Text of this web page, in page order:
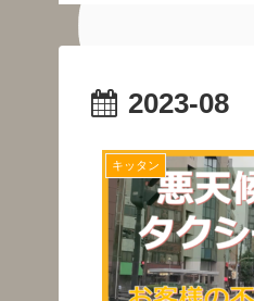
2023-08
キッタン